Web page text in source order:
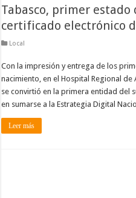
Tabasco, primer
certificado electrónico
Local
Con la impresión y entrega de los
nacimiento, en el Hospital Regional de
se convirtió en la primera entidad del
en sumarse a la Estrategia Digital
Leer más